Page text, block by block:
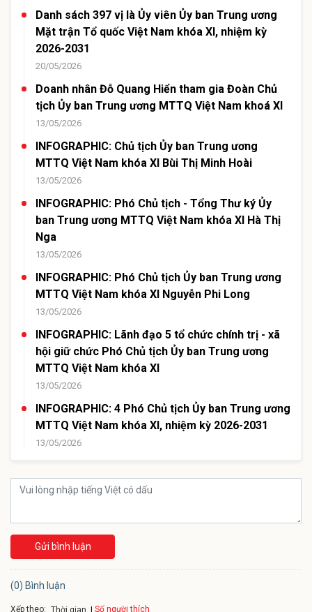
Danh sách 397 vị là Ủy viên Ủy ban Trung ương
Mặt trận Tổ quốc Việt Nam khóa XI, nhiệm kỳ
2026-2031
20/05/2026
Doanh nhân Đỗ Quang Hiển tham gia Đoàn Chủ
tịch Ủy ban Trung ương MTTQ Việt Nam khoá XI
13/05/2026
INFOGRAPHIC: Chủ tịch Ủy ban Trung ương
MTTQ Việt Nam khóa XI Bùi Thị Minh Hoài
13/05/2026
INFOGRAPHIC: Phó Chủ tịch - Tổng Thư ký Ủy
ban Trung ương MTTQ Việt Nam khóa XI Hà Thị
Nga
13/05/2026
INFOGRAPHIC: Phó Chủ tịch Ủy ban Trung ương
MTTQ Việt Nam khóa XI Nguyễn Phi Long
13/05/2026
INFOGRAPHIC: Lãnh đạo 5 tổ chức chính trị - xã
hội giữ chức Phó Chủ tịch Ủy ban Trung ương
MTTQ Việt Nam khóa XI
13/05/2026
INFOGRAPHIC: 4 Phó Chủ tịch Ủy ban Trung ương
MTTQ Việt Nam khóa XI, nhiệm kỳ 2026-2031
13/05/2026
Gửi bình luận
(0) Bình luận
Xếp theo: Thời gian Số người thích